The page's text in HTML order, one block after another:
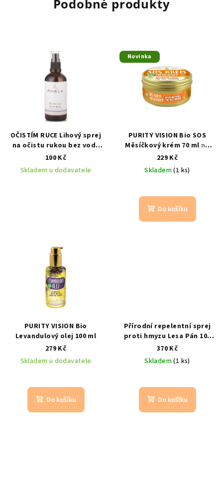
Podobné produkty
OČISTÍM RUCE Lihový sprej
na očistu rukou bez vody
30 ml
100 Kč
Skladem u dodavatele
Novinka
PURITY VISION Bio SOS
Měsíčkový krém 70 ml na
ekzém, podráždění a
citlivou pleť se zinkem,
neeemem a konopným
229 Kč
Skladem(1 ks)
Do košíku
PURITY VISION Bio
Levandulový olej 100 ml
279 Kč
Skladem u dodavatele
Do košíku
Přírodní repelentní sprej
proti hmyzu Lesa Pán 100
ml – na pokožku i po
štípnutí
100 ml
370 Kč
Skladem(1 ks)
Do košíku